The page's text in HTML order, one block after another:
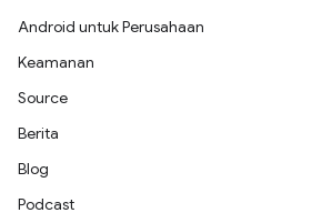
Android untuk Perusahaan
Keamanan
Source
Berita
Blog
Podcast